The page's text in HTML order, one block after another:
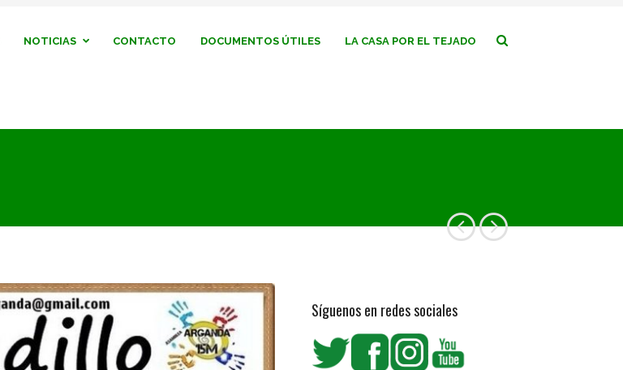
NOTICIAS CONTACTO DOCUMENTOS ÚTILES LA CASA POR EL TEJADO
Síguenos en redes sociales